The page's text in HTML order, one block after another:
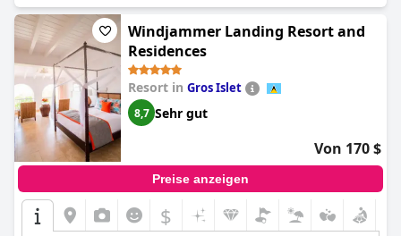
Windjammer Landing Resort and
Residences
Resort in Gros Islet
8,7 Sehr gut
Von 170 $
Preise anzeigen
$